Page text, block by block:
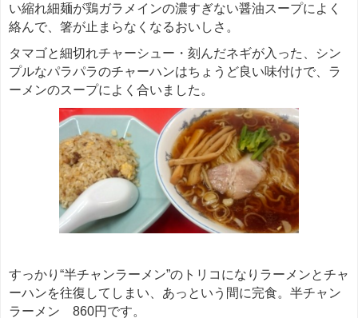
い縮れ細麺が鶏ガラメインの濃すぎない醤油スープによく
絡んで、箸が止まらなくなるおいしさ。
タマゴと細切れチャーシュー・刻んだネギが入った、シン
プルなパラパラのチャーハンはちょうど良い味付けで、ラ
ーメンのスープによく合いました。
すっかり“半チャンラーメン”のトリコになりラーメンとチャ
ーハンを往復してしまい、あっという間に完食。半チャン
ラーメン 860円です。